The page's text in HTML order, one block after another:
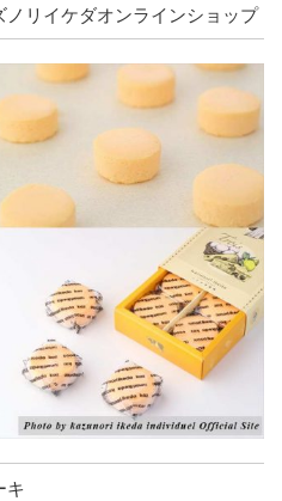
ノリイケダオンラインショップ
キ